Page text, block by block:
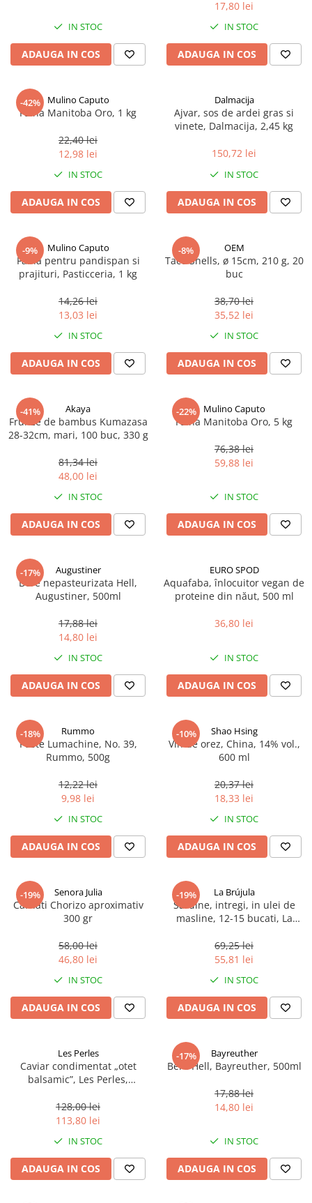
Sare de mare din Marea Nordului
Sare de mare din Oceanele Pacific
si Indian
Portugalia
Sare de roca
Sare speciala
Terine si placinte
Uleiuri speciale/presate la rece
Ulei de masline extravirgin
Ulei Gewurzgarten
Ulei Huilerie Beaujolaise
Ulei Huileries du Berry
Uleiuri aromatizate
Ulei Wiberg Gastro
Prajitore paine
Gratare
IN STOC
ADAUGA IN COS
17,80 lei
IN STOC
ADAUGA IN COS
-42% Mulino Caputo
Faina Manitoba Oro, 1 kg
22,40 lei
12,98 lei
IN STOC
ADAUGA IN COS
Dalmacija
Ajvar, sos de ardei gras si
vinete, Dalmacija, 2,45 kg
150,72 lei
IN STOC
ADAUGA IN COS
-9% Mulino Caputo
Faina pentru pandispan si
prajituri, Pasticceria, 1 kg
14,26 lei
13,03 lei
IN STOC
ADAUGA IN COS
-8% OEM
Taco Shells, ø 15cm, 210 g, 20
buc
38,70 lei
35,52 lei
IN STOC
ADAUGA IN COS
-41% Akaya
Frunze de bambus Kumazasa
28-32cm, mari, 100 buc, 330 g
81,34 lei
48,00 lei
IN STOC
ADAUGA IN COS
-22% Mulino Caputo
Faina Manitoba Oro, 5 kg
76,38 lei
59,88 lei
IN STOC
ADAUGA IN COS
-17% Augustiner
Bere nepasteurizata Hell,
Augustiner, 500ml
17,88 lei
14,80 lei
IN STOC
ADAUGA IN COS
EURO SPOD
Aquafaba, înlocuitor vegan de
proteine ​​din năut, 500 ml
36,80 lei
IN STOC
ADAUGA IN COS
-18% Rummo
Paste Lumachine, No. 39,
Rummo, 500g
12,22 lei
9,98 lei
IN STOC
ADAUGA IN COS
-10% Shao Hsing
Vin de orez, China, 14% vol.,
600 ml
20,37 lei
18,33 lei
IN STOC
ADAUGA IN COS
-19% Senora Julia
Carnati Chorizo aproximativ
300 gr
58,00 lei
46,80 lei
IN STOC
ADAUGA IN COS
-19% La Brújula
Sardine, intregi, in ulei de
masline, 12-15 bucati, La
69,25 lei
55,81 lei
IN STOC
ADAUGA IN COS
Les Perles
Caviar condimentat „otet
balsamic”, Les Perles,
sferice, 200 g
128,00 lei
113,80 lei
IN STOC
ADAUGA IN COS
-17% Bayreuther
Bere Hell, Bayreuther, 500ml
17,88 lei
14,80 lei
IN STOC
ADAUGA IN COS